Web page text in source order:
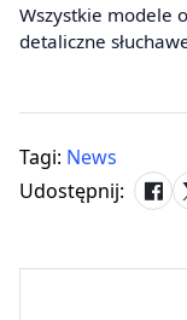
Wszystkie modele
detaliczne
Tagi: News
Udostępnij: